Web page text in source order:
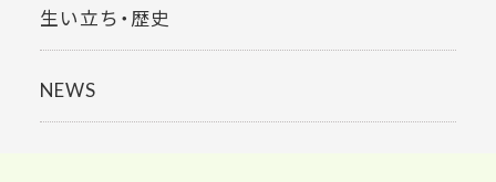
生い立ち・歴史
NEWS